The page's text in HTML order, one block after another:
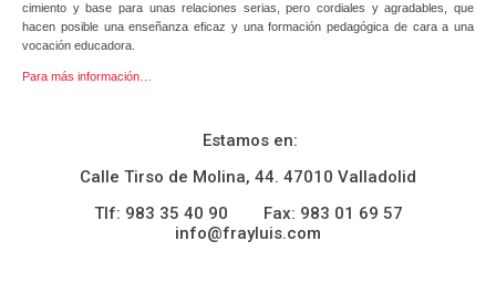
cimiento y base para unas relaciones serias, pero cordiales y agradables, que
hacen posible una enseñanza eficaz y una formación pedagógica de cara a una
vocación educadora.
Para más información…
Estamos en:
Calle Tirso de Molina, 44. 47010 Valladolid
Tlf: 983 35 40 90 Fax: 983 01 69 57
info@frayluis.com